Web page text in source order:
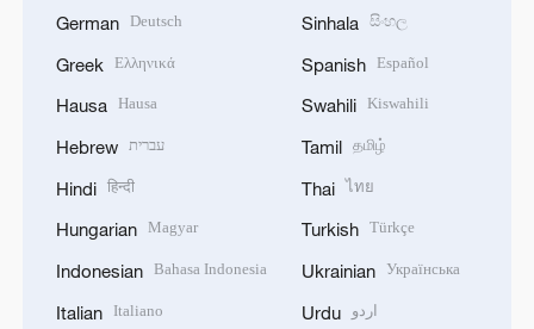
German Deutsch
Greek Ελληνικά
Hausa Hausa
Hebrew עברית
Hindi हिन्दी
Hungarian Magyar
Indonesian Bahasa Indonesia
Italian Italiano
Sinhala සිංහල
Spanish Español
Swahili Kiswahili
Tamil தமிழ்
Thai ไทย
Turkish Türkçe
Ukrainian Українська
Urdu اردو